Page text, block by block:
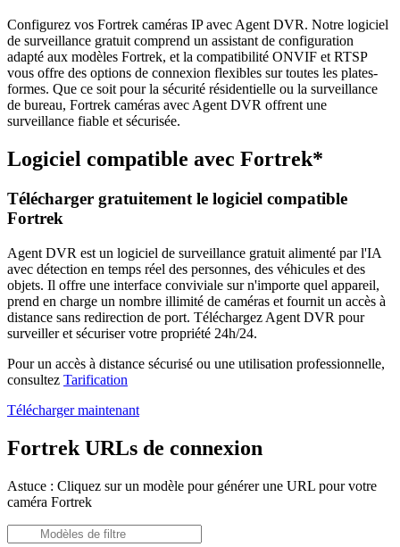
Configurez vos Fortrek caméras IP avec Agent DVR. Notre logiciel
de surveillance gratuit comprend un assistant de configuration
adapté aux modèles Fortrek, et la compatibilité ONVIF et RTSP
vous offre des options de connexion flexibles sur toutes les plates-
formes. Que ce soit pour la sécurité résidentielle ou la surveillance
de bureau, Fortrek caméras avec Agent DVR offrent une
surveillance fiable et sécurisée.
Logiciel compatible avec Fortrek*
Télécharger gratuitement le logiciel compatible
Fortrek
Agent DVR est un logiciel de surveillance gratuit alimenté par l'IA
avec détection en temps réel des personnes, des véhicules et des
objets. Il offre une interface conviviale sur n'importe quel appareil,
prend en charge un nombre illimité de caméras et fournit un accès à
distance sans redirection de port. Téléchargez Agent DVR pour
surveiller et sécuriser votre propriété 24h/24.
Pour un accès à distance sécurisé ou une utilisation professionnelle,
consultez Tarification
Télécharger maintenant
Fortrek URLs de connexion
Astuce : Cliquez sur un modèle pour générer une URL pour votre
caméra Fortrek